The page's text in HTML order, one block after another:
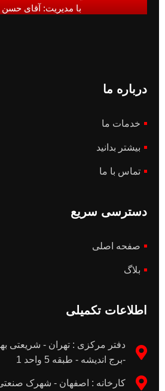
با مدیریت: آقای حسن
درباره ما
خدمات ما
بیشتر بدانید
تماس با ما
دسترسی سریع
صفحه اصلی
بلاگ
اطلاعات تکمیلی
دفتر مرکزی : تهران - شریعتی
-برج اندیشه - طبقه 5 واحد 1
کارخانه : اصفهان - شهرک